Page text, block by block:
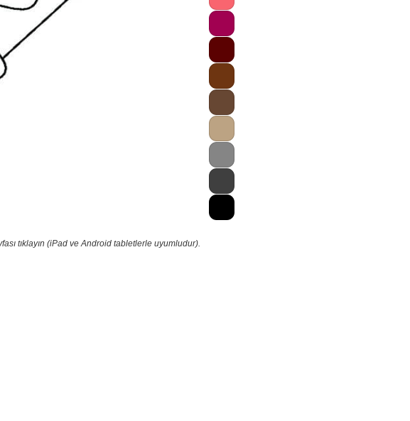
tıklayın (iPad ve Android tabletlerle uyumludur).